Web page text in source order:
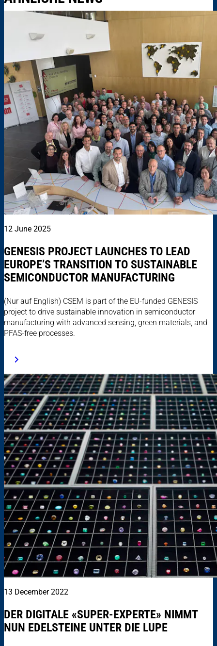
12 June 2025
GENESIS PROJECT LAUNCHES TO LEAD
EUROPE’S TRANSITION TO SUSTAINABLE
SEMICONDUCTOR MANUFACTURING
(Nur auf English) CSEM is part of the EU-funded GENESIS
project to drive sustainable innovation in semiconductor
manufacturing with advanced sensing, green materials, and
PFAS-free processes.
13 December 2022
DER DIGITALE «SUPER-EXPERTE» NIMMT
NUN EDELSTEINE UNTER DIE LUPE